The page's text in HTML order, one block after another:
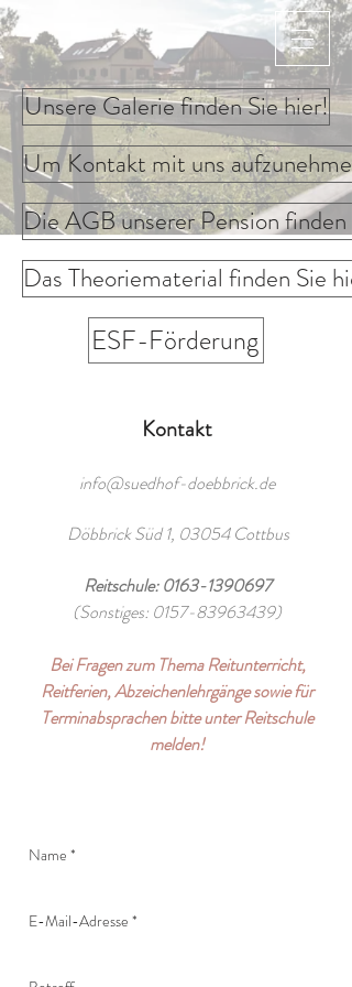
Unsere Galerie finden Sie hier!
Um Kontakt mit uns
Die AGB unserer Pension finden
Das Theoriematerial finden Sie
ESF-Förderung
Kontakt
info@suedhof-doebbrick.de
Döbbrick Süd 1, 03054 Cottbus
Reitschule:0163-1390697
(Sonstiges: 0157-83963439)
Bei Fragen zum Thema Reitunterricht,
Reitferien, Abzeichenlehrgänge sowie für
Terminabsprachen bitte unter Reitschule
melden!